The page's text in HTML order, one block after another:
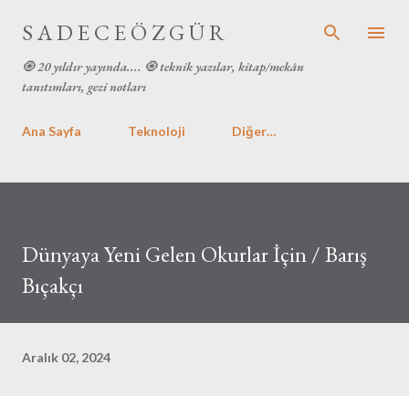
Ana içeriğe atla
S A D E C E Ö Z G Ü R
🧿 20 yıldır yayında.... 🧿 teknik yazılar, kitap/mekân
tanıtımları, gezi notları
Ana Sayfa Teknoloji Diğer…
Dünyaya Yeni Gelen Okurlar İçin / Barış
Bıçakçı
Aralık 02, 2024